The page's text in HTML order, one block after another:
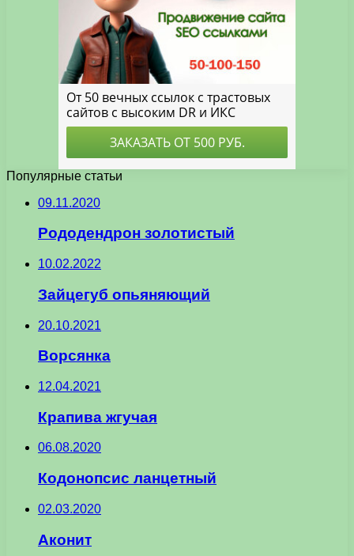
Популярные статьи
09.11.2020
Рододендрон золотистый
10.02.2022
Зайцегуб опьяняющий
20.10.2021
Ворсянка
12.04.2021
Крапива жгучая
06.08.2020
Кодонопсис ланцетный
02.03.2020
Аконит